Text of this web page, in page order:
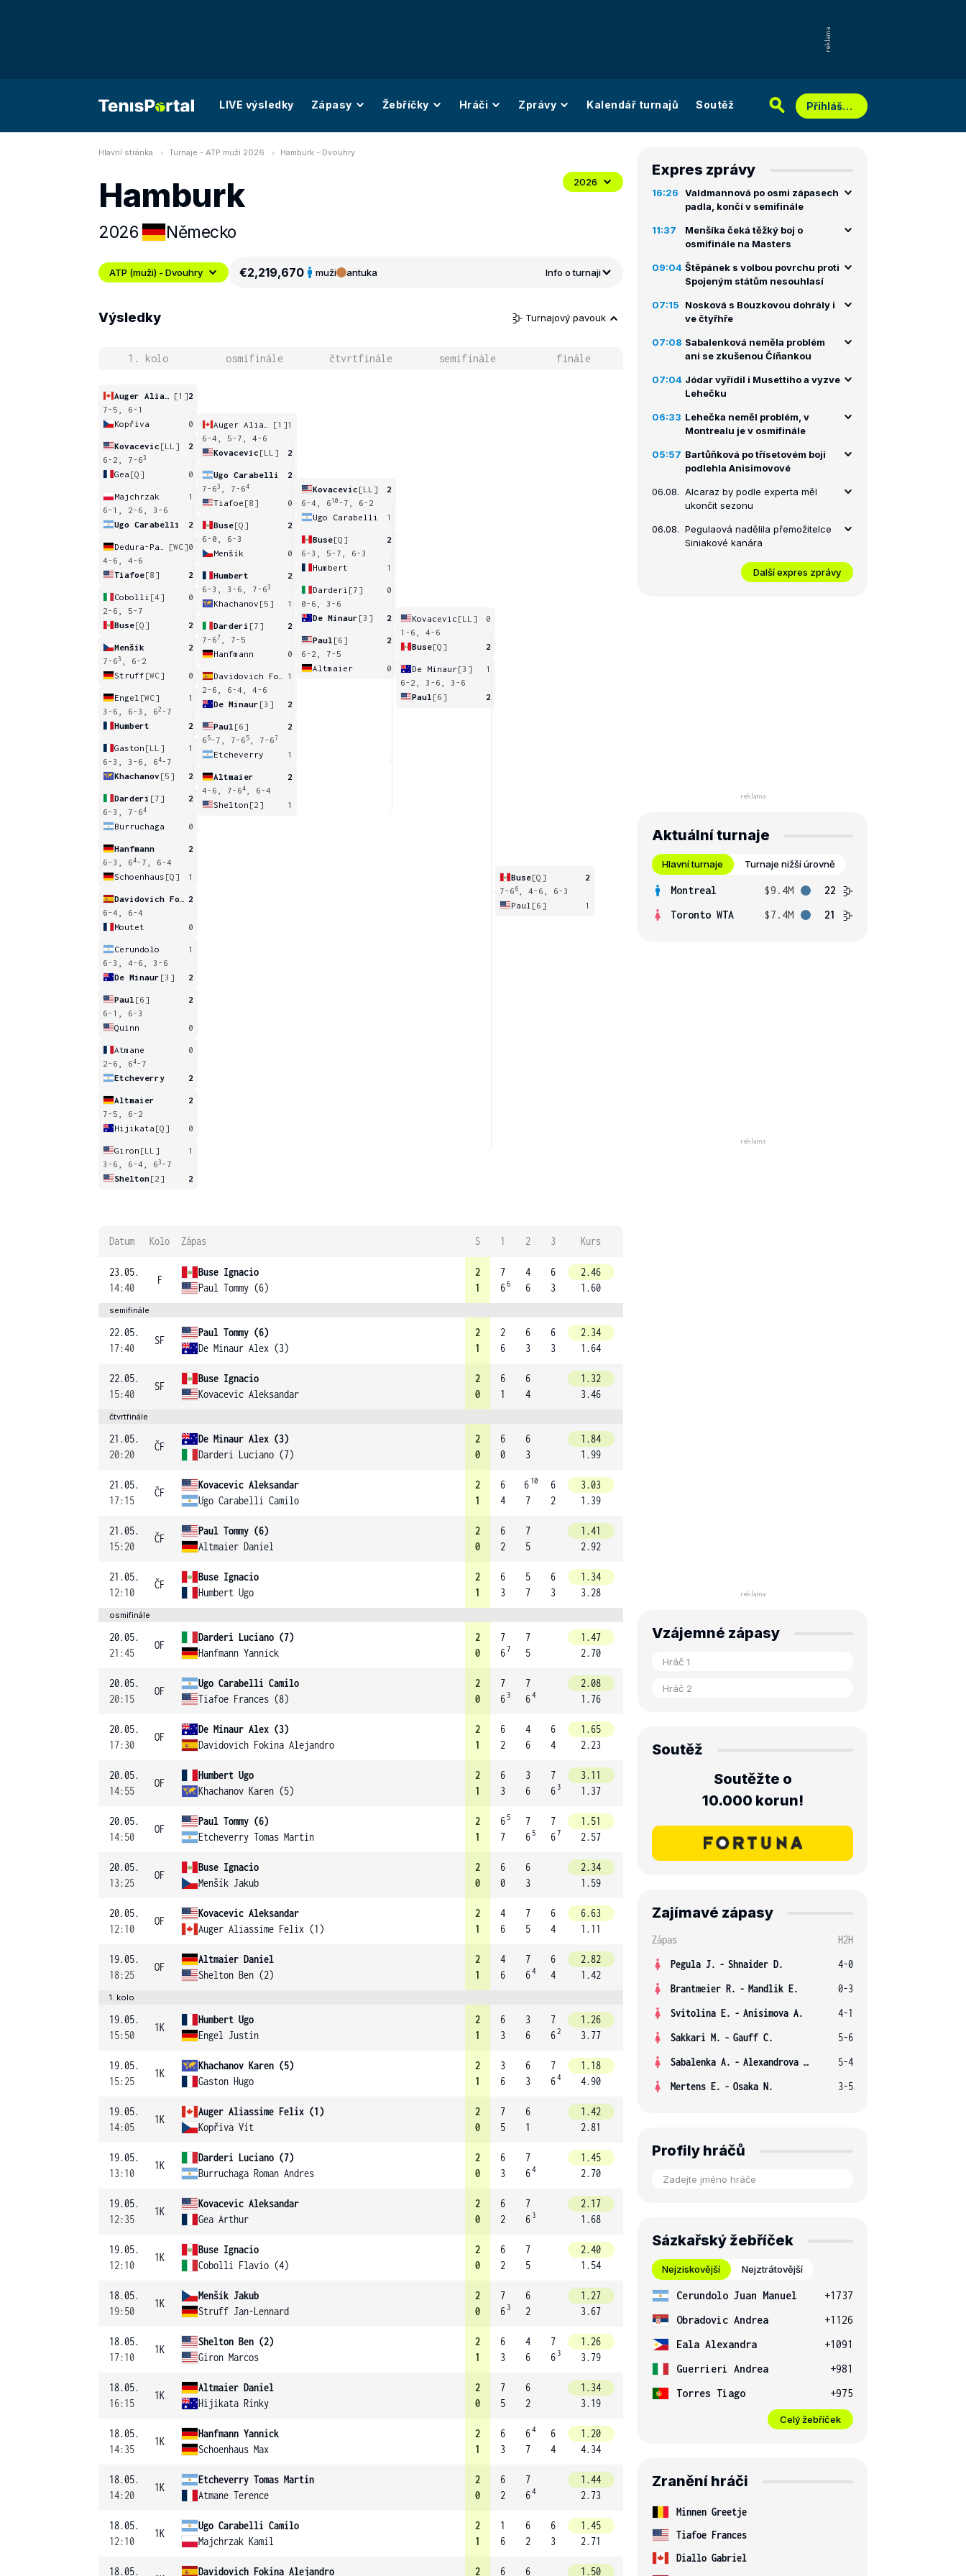
LIVE výsledky Zápasy Žebříčky Hráči Zprávy Kalendář turnajů Soutěž Přihlášení
Hlavní stránka Turnaje - ATP muži 2026 Hamburk - Dvouhry
Hamburk
2026 Německo
2026
ATP (muži) - Dvouhry €2,219,670 muži antuka Info o turnaji
Výsledky Turnajový pavouk
1. kolo osmifinále čtvrtfinále semifinále finále
[1]2
7-5, 6-1
Kopřiva
0
Kovacevic [LL]
2
6-2, 7-63
Gea [Q] 0
Majchrzak
1
6-1, 2-6, 3-6
Ugo Carabelli
2
[WC]0
4-6, 4-6
Tiafoe[8] 2
Cobolli [4]
0
2-6, 5-7
Buse[Q] 2
Menšík
2
7-63
, 6-2
Struff [WC] 0
Engel [WC]
1
3-6, 6-3, 62 -7
Humbert
2
Gaston [LL]
1
6-3, 3-6, 64-7
Khachanov [5] 2
Darderi [7]
2
6-3, 7-64
Burruchaga 0
Hanfmann
2
6-3, 64-7, 6-4
Schoenhaus [Q] 1
2
6-4, 6-4
Moutet
0
Cerundolo
1
6-3, 4-6, 3-6
De Minaur [3] 2
Paul [6]
2
6-1, 6-3
Quinn
0
Atmane
0
2-6, 64-7
Etcheverry
2
Altmaier
2
7-5, 6-2
Hijikata [Q] 0
Giron [LL]
1
3-6, 6-4, 63 -7
Shelton[2] 2
[1]1
6-4, 5-7, 4-6
Kovacevic [LL] 2
Ugo Carabelli
2
7-63 , 7-64
Tiafoe [8] 0
Buse[Q]
2
6-0, 6-3
Menšík
0
Humbert
2
6-3, 3-6, 7-63
Khachanov [5] 1
Darderi [7]
2
7-67
, 7-5
Hanfmann
0
1
2-6, 6-4, 4-6
De Minaur [3] 2
Paul [6]
2
6 5-7, 7-6 5 , 7-67
Etcheverry 1
Altmaier
2
4-6, 7-64
, 6-4
Shelton [2] 1
Kovacevic [LL]
2
6-4, 6 10 -7, 6-2
Ugo Carabelli
1
Buse[Q]
2
6-3, 5-7, 6-3
Humbert
1
Darderi [7]
0
0-6, 3-6
De Minaur [3] 2
Paul [6]
2
6-2, 7-5
Altmaier
0
Kovacevic [LL]
0
1-6, 4-6
Buse[Q] 2
De Minaur[3]
1
6-2, 3-6, 3-6
Paul [6] 2
Buse[Q]
2
7-6 6
, 4-6, 6-3
Paul [6] 1
Datum Kolo Zápas S 1 2 3 Kurs
23.05.
14:40
F
Buse Ignacio
Paul Tommy (6)
2
1
7
66
4
6
6
3
2.46
1.60
semifinále
22.05.
17:40
SF
Paul Tommy (6)
De Minaur Alex (3)
2
1
2
6
6
3
6
3
2.34
1.64
22.05.
15:40
SF
Buse Ignacio
Kovacevic Aleksandar
2
0
6
1
6
4
1.32
3.46
čtvrtfinále
21.05.
20:20
ČF
De Minaur Alex (3)
Darderi Luciano (7)
2
0
6
0
6
3
1.84
1.99
21.05.
17:15
ČF
Kovacevic Aleksandar
Ugo Carabelli Camilo
2
1
6
4
6 10
7
6
2
3.03
1.39
21.05.
15:20
ČF
Paul Tommy (6)
Altmaier Daniel
2
0
6
2
7
5
1.41
2.92
21.05.
12:10
ČF
Buse Ignacio
Humbert Ugo
2
1
6
3
5
7
6
3
1.34
3.28
osmifinále
20.05.
21:45
OF
Darderi Luciano (7)
Hanfmann Yannick
2
0
7
67
7
5
1.47
2.70
20.05.
20:15
OF
Ugo Carabelli Camilo
Tiafoe Frances (8)
2
0
7
6 3
7
64
2.08
1.76
20.05.
17:30
OF
De Minaur Alex (3)
Davidovich Fokina Alejandro
2
1
6
2
4
6
6
4
1.65
2.23
20.05.
14:55
OF
Humbert Ugo
Khachanov Karen (5)
2
1
6
3
3
6
7
6 3
3.11
1.37
20.05.
14:50
OF
Paul Tommy (6)
Etcheverry Tomas Martin
2
1
6 5
7
7
6 5
7
67
1.51
2.57
20.05.
13:25
OF
Buse Ignacio
Menšík Jakub
2
0
6
0
6
3
2.34
1.59
20.05.
12:10
OF
Kovacevic Aleksandar
Auger Aliassime Felix (1)
2
1
4
6
7
5
6
4
6.63
1.11
19.05.
18:25
OF
Altmaier Daniel
Shelton Ben (2)
2
1
4
6
7
64
6
4
2.82
1.42
1. kolo
19.05.
15:50
1K
Humbert Ugo
Engel Justin
2
1
6
3
3
6
7
62
1.26
3.77
19.05.
15:25
1K
Khachanov Karen (5)
Gaston Hugo
2
1
3
6
6
3
7
64
1.18
4.90
19.05.
14:05
1K
Auger Aliassime Felix (1)
Kopřiva Vít
2
0
7
5
6
1
1.42
2.81
19.05.
13:10
1K
Darderi Luciano (7)
Burruchaga Roman Andres
2
0
6
3
7
64
1.45
2.70
19.05.
12:35
1K
Kovacevic Aleksandar
Gea Arthur
2
0
6
2
7
6 3
2.17
1.68
19.05.
12:10
1K
Buse Ignacio
Cobolli Flavio (4)
2
0
6
2
7
5
2.40
1.54
18.05.
19:50
1K
Menšík Jakub
Struff Jan-Lennard
2
0
7
6 3
6
2
1.27
3.67
18.05.
17:10
1K
Shelton Ben (2)
Giron Marcos
2
1
6
3
4
6
7
6 3
1.26
3.79
18.05.
16:15
1K
Altmaier Daniel
Hijikata Rinky
2
0
7
5
6
2
1.34
3.19
18.05.
14:35
1K
Hanfmann Yannick
Schoenhaus Max
2
1
6
3
64
7
6
4
1.20
4.34
18.05.
14:20
1K
Etcheverry Tomas Martin
Atmane Terence
2
0
6
2
7
64
1.44
2.73
18.05.
12:10
1K
Ugo Carabelli Camilo
Majchrzak Kamil
2
1
1
6
6
2
6
3
1.45
2.71
18.05. Davidovich Fokina Alejandro 2 6 6 1.50
Expres zprávy
16:26
Valdmannová po osmi zápasech
padla, končí v semifinále
11:37
Menšíka čeká těžký boj o
osmifinále na Masters
09:04 Štěpánek s volbou povrchu proti
Spojeným státům nesouhlasí
07:15
Nosková s Bouzkovou dohrály i
ve čtyřhře
07:08 Sabalenková neměla problém
ani se zkušenou Číňankou
07:04 Jódar vyřídil i Musettiho a vyzve
Lehečku
06:33 Lehečka neměl problém, v
Montrealu je v osmifinále
05:57 Bartůňková po třísetovém boji
podlehla Anisimovové
06.08. Alcaraz by podle experta měl
ukončit sezonu
06.08. Pegulaová nadělila přemožitelce
Siniakové kanára
Další expres zprávy
Aktuální turnaje
Hlavní turnaje Turnaje nižší úrovně
Montreal $9.4M
22
Toronto WTA
$7.4M 21
Vzájemné zápasy
Soutěž
Soutěžte o
10.000 korun!
Zajímavé zápasy
Zápas
H2H
Pegula J. - Shnaider D.
4-0
Brantmeier R. - Mandlik E.
0-3
Svitolina E. - Anisimova A.
4-1
Sakkari M. - Gauff C.
5-6
Sabalenka A. - Alexandrova E.
5-4
Mertens E. - Osaka N. 3-5
Profily hráčů
Sázkařský žebříček
Nejziskovější Nejztrátovější
Cerundolo Juan Manuel
+1737
Obradovic Andrea
+1126
Eala Alexandra
+1091
Guerrieri Andrea
+981
Torres Tiago
+975
Celý žebříček
Zranění hráči
Minnen Greetje
Tiafoe Frances
Diallo Gabriel